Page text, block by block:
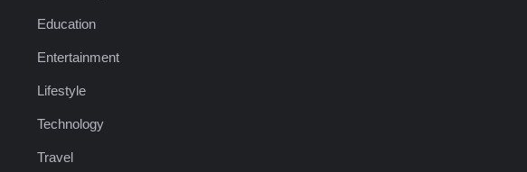
Education
Entertainment
Lifestyle
Technology
Travel